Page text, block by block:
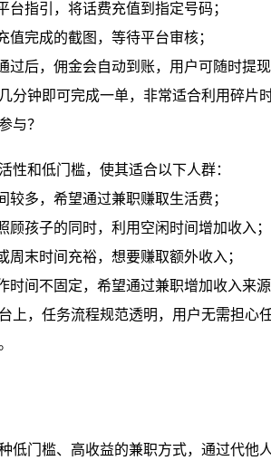
台指引，将话费充值到指定号码；
值完成的截图，等待平台审核；
过后，佣金会自动到账，用户可随时提现
分钟即可完成一单，非常适合利用碎片
与？
性和低门槛，使其适合以下人群：
较多，希望通过兼职赚取生活费；
顾孩子的同时，利用空闲时间增加收入；
周末时间充裕，想要赚取额外收入；
时间不固定，希望通过兼职增加收入来源
上，任务流程规范透明，用户无需担心
低门槛、高收益的兼职方式，通过代他